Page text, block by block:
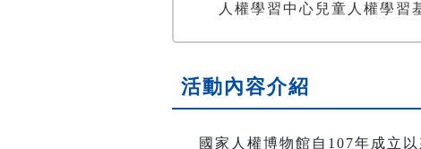
人權學習中心兒童人權學習
活動內容介紹
國家人權博物館自107年成立